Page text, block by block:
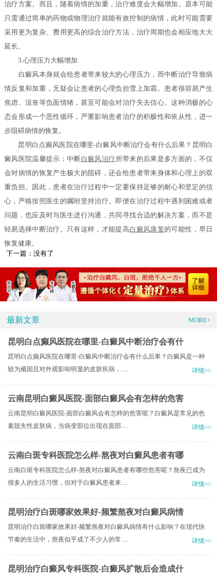
治疗方案。而且，随着病情的加重，治疗难度会大幅增加。原本可能
只需通过简单的药物或物理治疗就能有效控制的病情，此时可能需要
采用更为复杂、费用更高的综合治疗方法，治疗周期也会相应地大大
延长。
3.心理压力大幅增加
白癜风本身就会给患者带来较大的心理压力，而中断治疗导致病
情反复和加重，无疑会让患者的心理负担雪上加霜。患者很容易产生
焦虑、沮丧等负面情绪，甚至可能会对治疗失去信心。这种消极的心
态会形成一个恶性循环，严重影响患者治疗的积极性和依从性，进一
步阻碍病情的恢复。
昆明白点癫风医院在哪里-白癜风中断治疗会有什么后果？昆明白
癜风医院温馨提示：中断白癜风治疗 所带来的后果是多方面的，不仅
会对病情的恢复产生极大的阻碍，还会给患者带来身体和心理上的双
重负担。因此，患者在治疗过程中一定要保持足够的耐心和坚定的信
心，严格按照医生的嘱咐坚持治疗。即便在治疗过程中遇到困难或者
问题，也应及时与医生进行沟通，共同寻找合适的解决方案，而不是
轻易选择中断治疗。只有这样，才能提高白癜风康复 的可能性，早日
恢复健康。
下一篇：没有了
最新文章 MORE+
昆明白点癫风医院在哪里-白癜风中断治疗会有什
昆明白点癫风医院在哪里-白癜风中断治疗会有什么后果？白癜风是一种
较为顽固且对外观影响明显的皮肤疾病，.....
详情>>
云南昆明白癜风医院-面部白癜风会有怎样的危害
云南昆明白癜风医院-面部白癜风会有怎样的危害呢？白癜风是常见的色
素脱失性皮肤病，当病变部位出现在面部.....
详情>>
云南白斑专科医院怎么样-熬夜对白癜风患者有哪
云南白斑专科医院怎么样-熬夜对白癜风患者有哪些危害呢？熬夜已成为
很多人的生活习惯，但对于白癜风患者来.....
详情>>
昆明治疗白斑哪家效果好-频繁熬夜对白癜风病情
昆明治疗白斑哪家效果好-频繁熬夜对白癜风病情有什么影响？在现代快
节奏的生活中，熬夜似乎成了不少人的常.....
详情>>
昆明治疗白癜风专科医院-白癜风扩散后会造成什